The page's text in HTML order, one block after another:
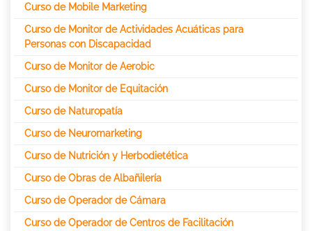
Curso de Mobile Marketing
Curso de Monitor de Actividades Acuáticas para
Personas con Discapacidad
Curso de Monitor de Aerobic
Curso de Monitor de Equitación
Curso de Naturopatía
Curso de Neuromarketing
Curso de Nutrición y Herbodietética
Curso de Obras de Albañilería
Curso de Operador de Cámara
Curso de Operador de Centros de Facilitación